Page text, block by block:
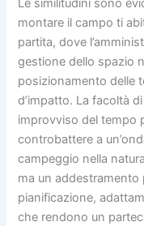
Le similitudini sono
montare il campo ti
partita, dove
gestione dello spazio
posizionamento delle
d’impatto. La facoltà
improvviso del tempo
controbattere a
campeggio nella
ma un addestramento
pianificazione,
che rendono un